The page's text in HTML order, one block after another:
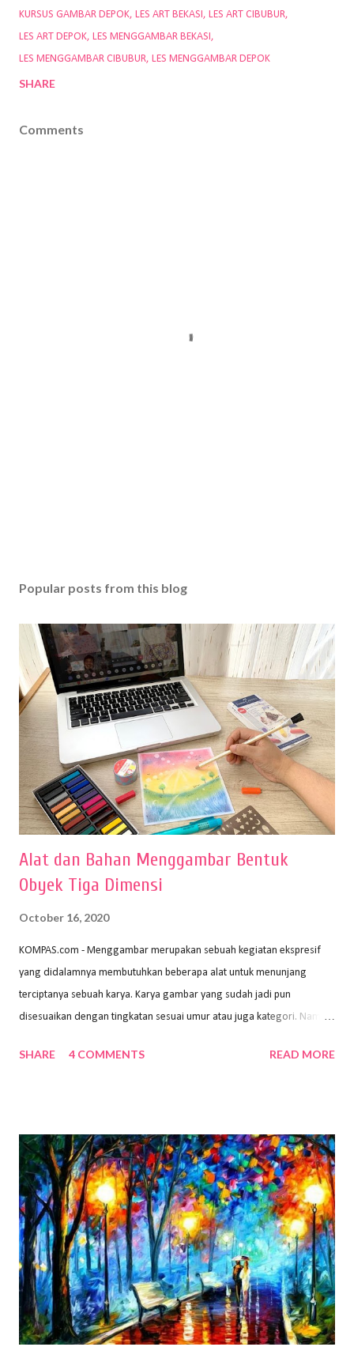
KURSUS GAMBAR DEPOK LES ART BEKASI
LES ART CIBUBUR
LES ART DEPOK LES MENGGAMBAR BEKASI
LES MENGGAMBAR CIBUBUR LES MENGGAMBAR DEPOK
SHARE
Comments
Popular posts from this blog
Alat dan Bahan Menggambar Bentuk
Obyek Tiga Dimensi
October 16, 2020
KOMPAS.com - Menggambar merupakan sebuah kegiatan ekspresif
yang didalamnya membutuhkan beberapa alat untuk menunjang
terciptanya sebuah karya. Karya gambar yang sudah jadi pun
disesuaikan dengan tingkatan sesuai umur atau juga kategori. Namun,
sehingga hasilnya bisa dilihat. Peran alat dan bahan sangat
memiliki spesifikasi berbeda sesuai jenisnya. Berikut peralatan
menggambar bentuk: 1. Kertas Gambar Kegiatan menggambar
membutuhkan kertas yang baik agar proses pembuatan gambar lebih
nyaman dan maksimal. Bahan kertas yang baik salah satu syaratnya
adalah tidak mudah sobek, mengingat menggambar merupakan
proses menggores dan menghapus. Kertas adalah bahan yang paling
ideal digunakan untuk menggambar. Dalam menggambar
menggunakan pen...
SHARE 4 COMMENTS READ MORE